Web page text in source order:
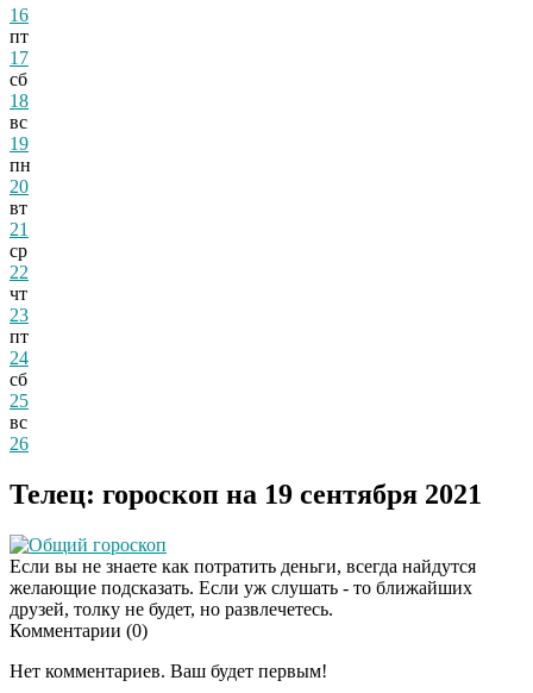
16
пт
17
сб
18
вс
19
пн
20
вт
21
ср
22
чт
23
пт
24
сб
25
вс
26
Телец: гороскоп на 19 сентября 2021
Общий гороскоп
Если вы не знаете как потратить деньги, всегда найдутся
желающие подсказать. Если уж слушать - то ближайших
друзей, толку не будет, но развлечетесь.
Комментарии (0)
Нет комментариев. Ваш будет первым!
Ролик длится
смеяться вы будете